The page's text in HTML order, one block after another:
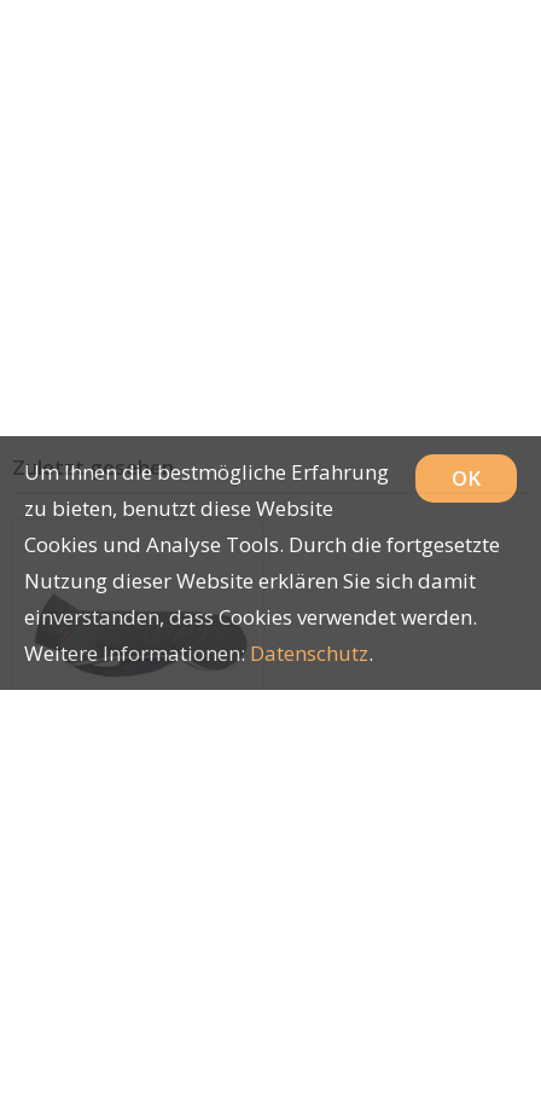
Zuletzt gesehen OK
Um Ihnen die bestmögliche Erfahrung
zu bieten, benutzt diese Website
Cookies und Analyse Tools. Durch die fortgesetzte
Nutzung dieser Website erklären Sie sich damit
einverstanden, dass Cookies verwendet werden.
Weitere Informationen:Datenschutz.